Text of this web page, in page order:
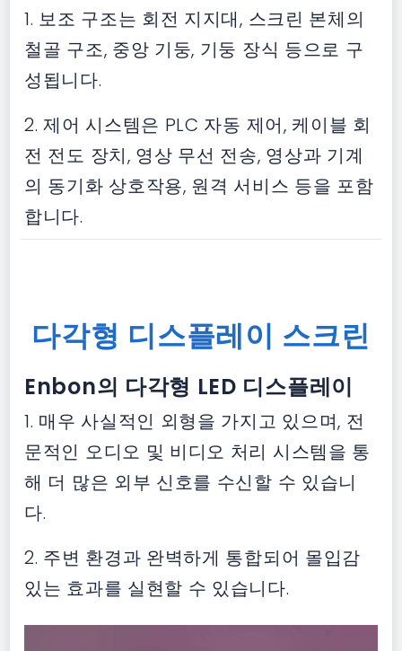
1. 보조 구조는 회전 지지대, 스크린 본체의
철골 구조, 중앙 기둥, 기둥 장식 등으로 구
성됩니다.
2. 제어 시스템은 PLC 자동 제어, 케이블 회
전 전도 장치, 영상 무선 전송, 영상과 기계
의 동기화 상호작용, 원격 서비스 등을 포함
합니다.
다각형 디스플레이 스크린
Enbon의 다각형 LED 디스플레이
1. 매우 사실적인 외형을 가지고 있으며, 전
문적인 오디오 및 비디오 처리 시스템을 통
해 더 많은 외부 신호를 수신할 수 있습니
다.
2. 주변 환경과 완벽하게 통합되어 몰입감
있는 효과를 실현할 수 있습니다.